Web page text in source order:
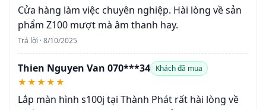
Cửa hàng làm việc chuyên nghiệp. Hài lòng về sản
phẩm Z100 mượt mà âm thanh hay.
Trả lời · 8/10/2025
Thien Nguyen Van 070***34 Khách đã mua
★★★★★
Lắp màn hình s100j tại Thành Phát rất hài lòng về